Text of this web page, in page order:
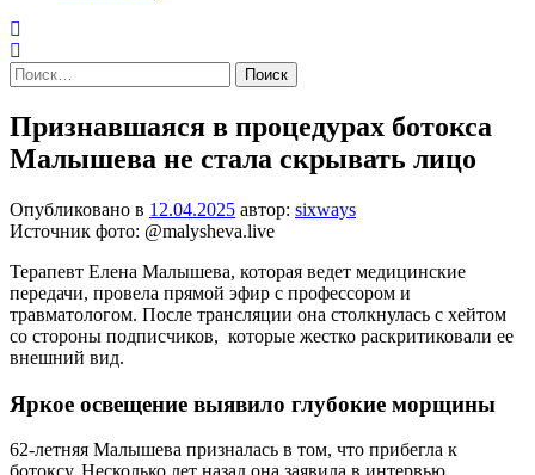
Найти:
Признавшаяся в процедурах ботокса
Малышева не стала скрывать лицо
Опубликовано в 12.04.2025 автор: sixways
Источник фото: @malysheva.live
Терапевт Елена Малышева, которая ведет медицинские
передачи, провела прямой эфир с профессором и
травматологом. После трансляции она столкнулась с хейтом
со стороны подписчиков, которые жестко раскритиковали ее
внешний вид.
Яркое освещение выявило глубокие морщины
62-летняя Малышева призналась в том, что прибегла к